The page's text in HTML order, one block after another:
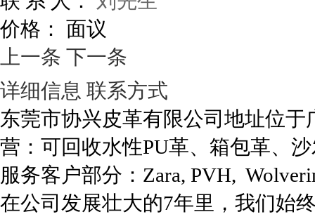
价格： 面议
上一条 下一条
详细信息 联系方式
东莞市协兴皮革有限公司地址位
营：可回收水性PU革、箱包革、
服务客户部分：Zara, PVH,
在公司发展壮大的7年里，我们始